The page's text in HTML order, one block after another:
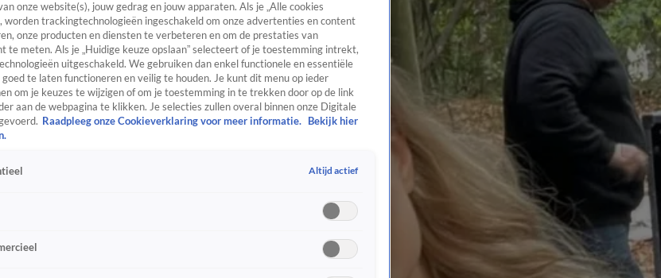
onze website(s), jouw gedrag en jouw apparaten. Als je „Alle cookies
worden trackingtechnologieën ingeschakeld om onze advertenties en content
onze producten en diensten te verbeteren en om de prestaties van
te meten. Als je „Huidige keuze opslaan” selecteert of je toestemming intrekt,
uitgeschakeld. We gebruiken dan enkel functionele en essentiële
te laten functioneren en veilig te houden. Je kunt dit menu op ieder
om je keuzes te wijzigen of om je toestemming in te trekken door op de link
aan de webpagina te klikken. Je selecties zullen overal binnen onze Digitale
Raadpleeg onze Cookieverklaring voor meer informatie.
Bekijk hier
Altijd actief